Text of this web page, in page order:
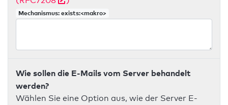
Mechanismus: exists:<makro>
Wie sollen die E-Mails vom Server behandelt
werden?
Wählen Sie eine Option aus, wie der Server E-